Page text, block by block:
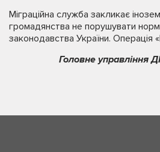
Міграційна служба закликає
громадянства не порушувати
законодавства України. Операція
Головне управління